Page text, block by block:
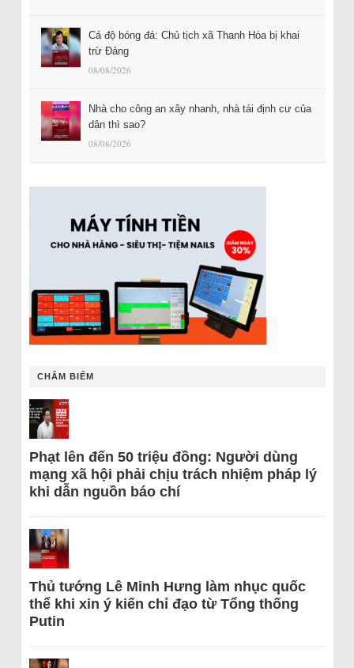
Cá độ bóng đá: Chủ tịch xã Thanh Hóa bị khai
trừ Đảng
08/08/2026
Nhà cho công an xây nhanh, nhà tái định cư của
dân thì sao?
08/08/2026
CHÂM BIẾM
Phạt lên đến 50 triệu đồng: Người dùng
mạng xã hội phải chịu trách nhiệm pháp lý
khi dẫn nguồn báo chí
Thủ tướng Lê Minh Hưng làm nhục quốc
thể khi xin ý kiến chỉ đạo từ Tổng thống
Putin